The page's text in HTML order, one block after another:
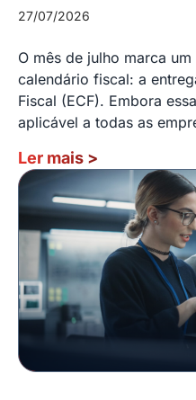
27/07/2026
O mês de julho marca
calendário fiscal: a
Fiscal (ECF). Embora
aplicável a todas as
Ler mais >